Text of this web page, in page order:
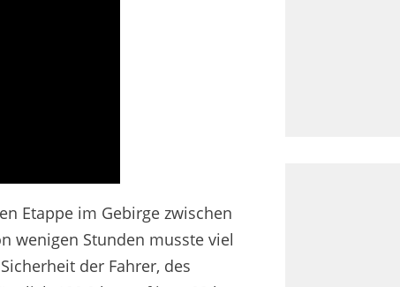
Etappe im Gebirge zwischen
wenigen Stunden musste viel
der Fahrer, des